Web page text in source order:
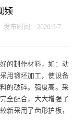
频
布时间：2020/3/7
的制作材料，如：动
用锻坯加工，使设备
的破碎。强度高。采
全配合，大大增强了
新采用了齿形护板，